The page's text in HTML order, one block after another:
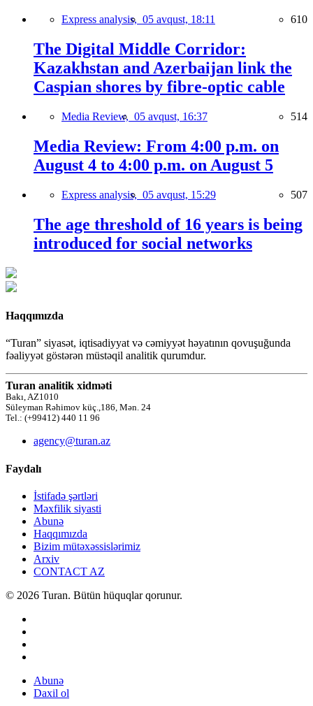
Express analysis, 05 avqust, 18:11 610
The Digital Middle Corridor:
Kazakhstan and Azerbaijan link the
Caspian shores by fibre-optic cable
Media Review, 05 avqust, 16:37 514
Media Review: From 4:00 p.m. on
August 4 to 4:00 p.m. on August 5
Express analysis, 05 avqust, 15:29 507
The age threshold of 16 years is being
introduced for social networks
Haqqımızda
“Turan” siyasət, iqtisadiyyat və cəmiyyət həyatının qovuşuğunda
fəaliyyət göstərən müstəqil analitik qurumdur.
Turan analitik xidməti
Bakı, AZ1010
Süleyman Rəhimov küç.,186, Mən. 24
Tel.: (+99412) 440 11 96
agency@turan.az
Faydalı
İstifadə şərtləri
Məxfilik siyasti
Abunə
Haqqımızda
Bizim mütəxəssislərimiz
Arxiv
CONTACT AZ
© 2026 Turan. Bütün hüquqlar qorunur.
Abunə
Daxil ol